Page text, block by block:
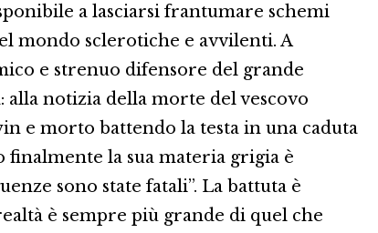
a lasciarsi frantumare schemi
mondo sclerotiche e avvilenti. A
e strenuo difensore del grande
notizia della morte del vescovo
e morto battendo la testa in una caduta
finalmente la sua materia grigia è
sono state fatali”. La battuta è
è sempre più grande di quel che